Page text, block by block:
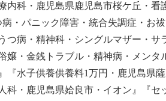
内科・鹿児島県鹿児島市桜ケ丘・看
・パニック障害・統合失調症・お
つ病・精神科・シングルマザー・サ
嬢・金銭トラブル・精神病・メンタ
『水子供養供養料1万円・鹿児島県
科・鹿児島県姶良市・イオン』『セ